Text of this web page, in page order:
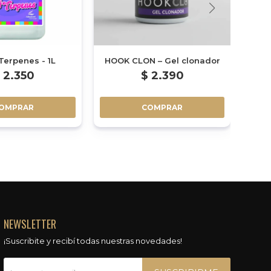
- 1L
2.350
HOOK CLON – Gel clonador
$ 2.390
COMPRAR
NEWSLETTER
¡Suscribite y recibí todas nuestras novedades!